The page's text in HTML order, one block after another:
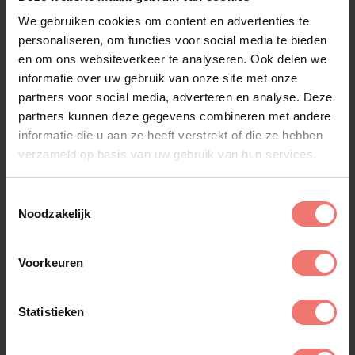
We gebruiken cookies om content en advertenties te
personaliseren, om functies voor social media te bieden
en om ons websiteverkeer te analyseren. Ook delen we
informatie over uw gebruik van onze site met onze
partners voor social media, adverteren en analyse. Deze
partners kunnen deze gegevens combineren met andere
informatie die u aan ze heeft verstrekt of die ze hebben
verzameld op basis van uw gebruik van hun services.
Noodzakelijk
Voorkeuren
Statistieken
mogelijk.
- Volendamse thema-avonden: als geboren en
getogen Volendammers passen ze uitstekend bij
dit soort programma's. Dat geldt ook voor andere
Nederlandse artiesten boekenuit die hoek.
Zoek je een uitgebreider programma? Dan kun je
3JS eventueel combineren met andere
Nederlandstalige muziek.
3JS boeken kan vanaf
voor een optreden
. De techniek is exclusief, wat
betekent dat geluid en licht niet standaard bij de